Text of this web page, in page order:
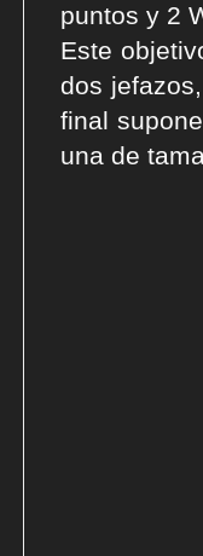
puntos y 2
Este
dos
final
una de